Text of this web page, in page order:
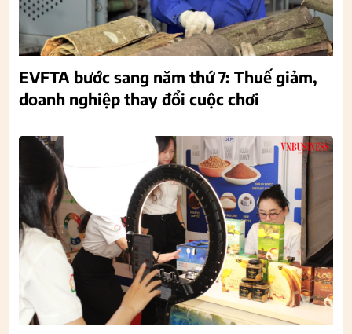
EVFTA bước sang năm thứ 7: Thuế giảm,
doanh nghiệp thay đổi cuộc chơi